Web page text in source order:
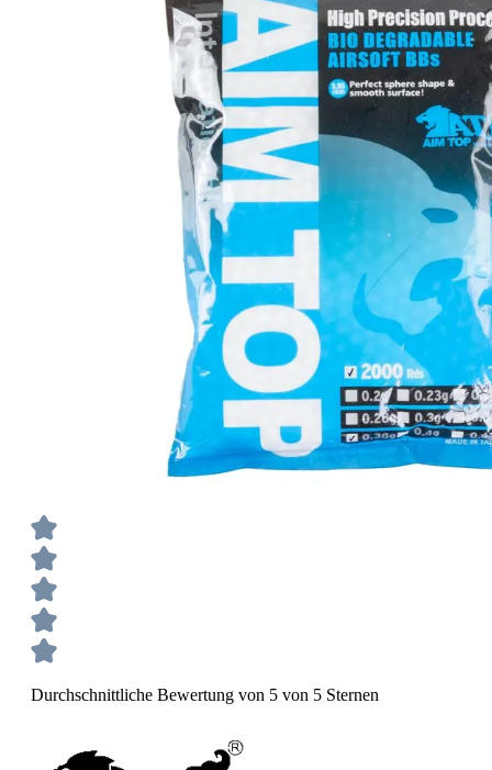
Durchschnittliche Bewertung von 5 von 5 Sternen